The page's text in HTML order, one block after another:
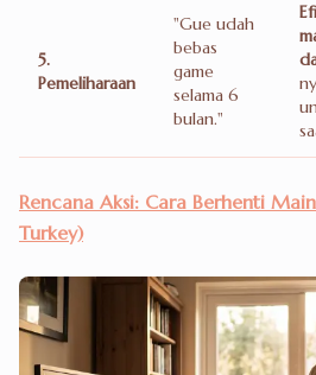
5.
Pemeliharaan
"Gue udah
bebas
game
selama 6
bulan."
Rencana Aksi: Cara Berhenti
Turkey)